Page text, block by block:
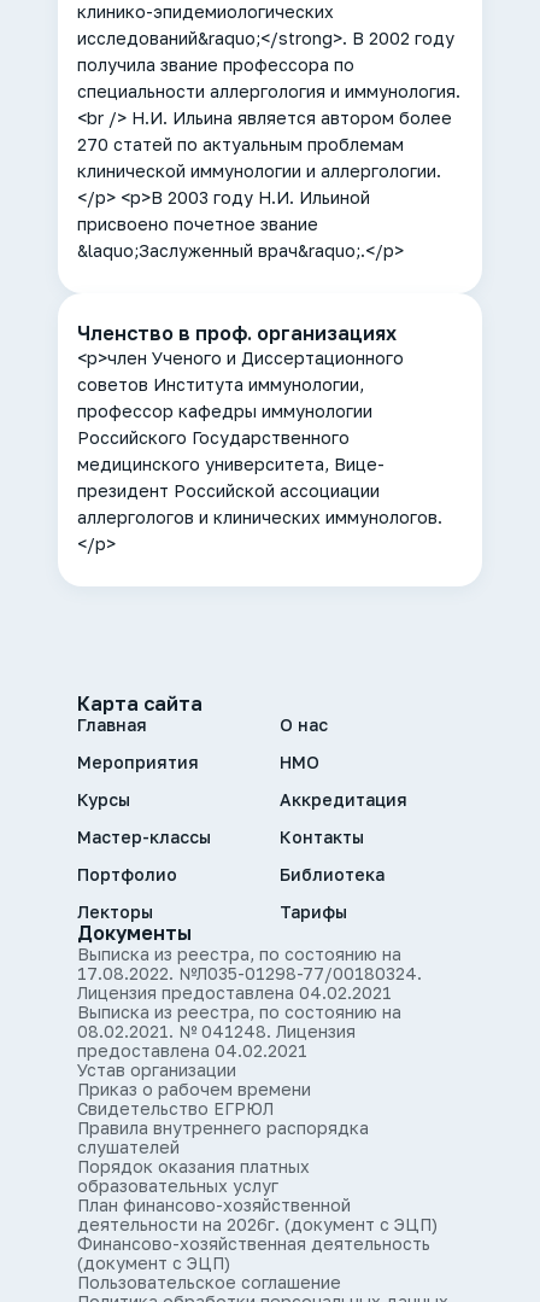
клинико-эпидемиологических
исследований&raquo;</strong>. В 2002 году
получила звание профессора по
специальности аллергология и иммунология.
<br /> Н.И. Ильина является автором более
270 статей по актуальным проблемам
клинической иммунологии и аллергологии.
</p> <p>В 2003 году Н.И. Ильиной
присвоено почетное звание
&laquo;Заслуженный врач&raquo;.</p>
Членство в проф. организациях
<p>член Ученого и Диссертационного
советов Института иммунологии,
профессор кафедры иммунологии
Российского Государственного
медицинского университета, Вице-
президент Российской ассоциации
аллергологов и клинических иммунологов.
</p>
Карта сайта
Главная
Мероприятия
Курсы
Мастер-классы
Портфолио
Лекторы
О нас
НМО
Аккредитация
Контакты
Библиотека
Тарифы
Документы
Выписка из реестра, по состоянию на
17.08.2022. №Л035-01298-77/00180324.
Лицензия предоставлена 04.02.2021
Выписка из реестра, по состоянию на
08.02.2021. № 041248. Лицензия
предоставлена 04.02.2021
Устав организации
Приказ о рабочем времени
Свидетельство ЕГРЮЛ
Правила внутреннего распорядка
слушателей
Порядок оказания платных
образовательных услуг
План финансово-хозяйственной
деятельности на 2026г. (документ с ЭЦП)
Финансово-хозяйственная деятельность
(документ с ЭЦП)
Пользовательское соглашение